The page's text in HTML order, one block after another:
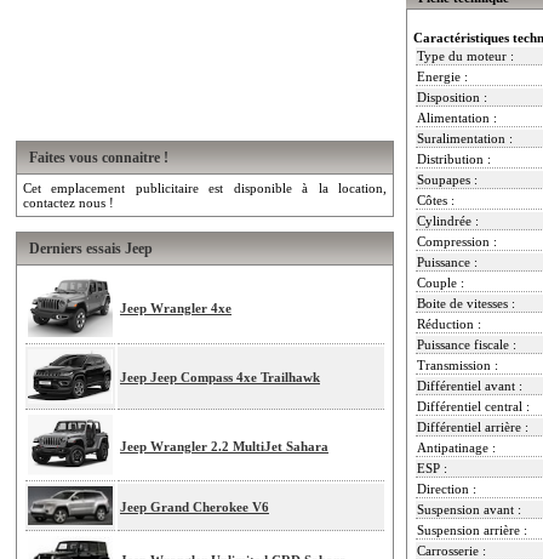
Faites vous connaitre !
Cet emplacement publicitaire est disponible à la location,
contactez nous !
Derniers essais Jeep
Jeep Wrangler 4xe
Jeep Jeep Compass 4xe Trailhawk
Jeep Wrangler 2.2 MultiJet Sahara
Jeep Grand Cherokee V6
Caractéristiques
Type du moteur :
Energie :
Disposition :
Alimentation :
Suralimentation :
Distribution :
Soupapes :
Côtes :
Cylindrée :
Compression :
Puissance :
Couple :
Boite de vitesses :
Réduction :
Puissance fiscale :
Transmission :
Différentiel avant :
Différentiel central :
Différentiel arrière :
Antipatinage :
ESP :
Direction :
Suspension avant :
Suspension arrière :
Carrosserie :